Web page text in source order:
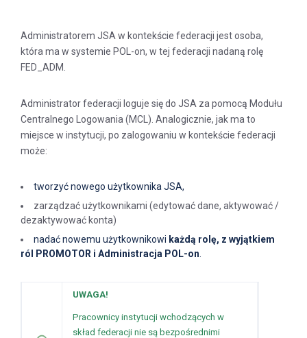
Administratorem JSA w kontekście federacji jest osoba,
która ma w systemie POL-on, w tej federacji nadaną rolę
FED_ADM.
Administrator federacji loguje się do JSA za pomocą Modułu
Centralnego Logowania (MCL). Analogicznie, jak ma to
miejsce w instytucji, po zalogowaniu w kontekście federacji
może:
tworzyć nowego użytkownika JSA,
zarządzać użytkownikami (edytować dane, aktywować /
dezaktywować konta)
nadać nowemu użytkownikowi każdą rolę, z wyjątkiem
ról PROMOTOR i Administracja POL-on
UWAGA!
Pracownicy instytucji wchodzących w
skład federacji nie są bezpośrednimi